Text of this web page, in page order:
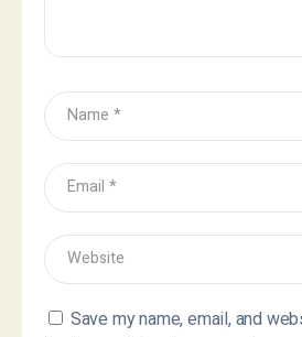
Save my name, email, and